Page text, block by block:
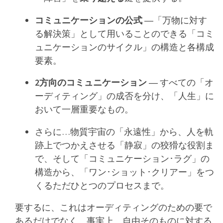
コミュニケーションの公式―「万物に対す
る解決策」として用いることのできる「コミ
ュニケーションのサイクル」の構造と各構成
要素。
2方向のコミュニケーション ― すべての「オ
ーディティング」の成否を分け、「人生」に
おいて一層重要なもの。
さらに…物質宇宙の「永遠性」から、人を軌
跡上でつかえさせる「静寂」の狡猾な役割ま
で、そして「コミュニケーション･ラグ」の
構造から、「ワン･ショット･クリアー」をつ
くるただひとつのプロセスまで。
要するに、これはオーディティングのための要で